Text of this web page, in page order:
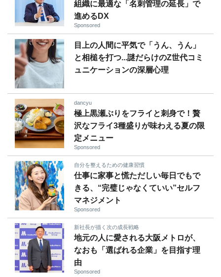
組織に最適な「名刺管理の延長」で
進めるDX
Sponsored
目上の人間に平気で「うん、うん」
と相槌を打つ...謎だらけのZ世代コミ
ュニケーションの深層心理
dancyu
極上黒瀬ぶりをフライと刺身で！贅
沢なフライ3種盛りが味わえる夏の限
定メニュー
Sponsored
自分を整えるための健康習慣
仕事に家事と慌ただしい毎日でもで
きる、“完璧じゃなくていい”セルフ
マネジメント
Sponsored
新社長が描く次の成長戦略
地元の人に愛される大阪メトロが、
なおも「選ばれる企業」を目指す理
由
Sponsored